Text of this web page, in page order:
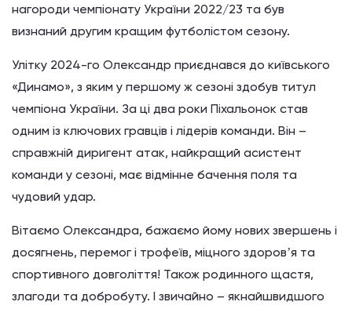
нагороди чемпіонату України 2022/23 та був
визнаний другим кращим футболістом сезону.
Улітку 2024-го Олександр приєднався до київського
«Динамо», з яким у першому ж сезоні здобув титул
чемпіона України. За ці два роки Піхальонок став
одним із ключових гравців і лідерів команди. Він –
справжній диригент атак, найкращий асистент
команди у сезоні, має відмінне бачення поля та
чудовий удар.
Вітаємо Олександра, бажаємо йому нових звершень і
досягнень, перемог і трофеїв, міцного здоровʼя та
спортивного довголіття! Також родинного щастя,
злагоди та добробуту. І звичайно – якнайшвидшого